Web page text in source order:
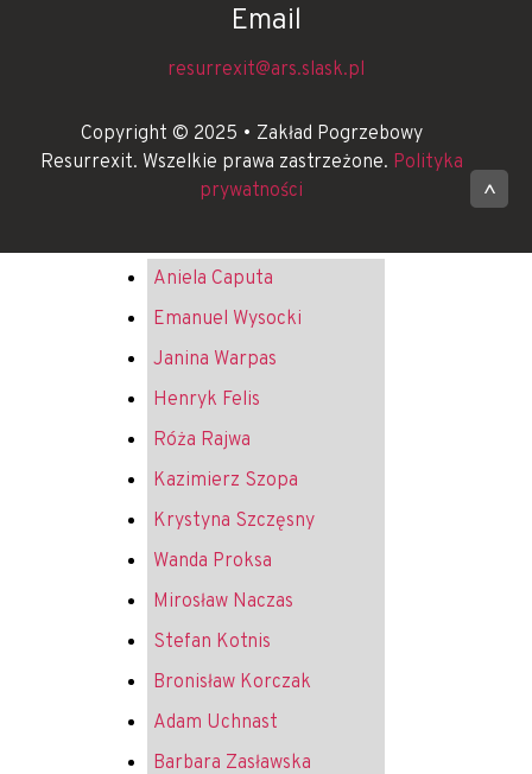
Email
resurrexit@ars.slask.pl
Copyright © 2025 • Zakład Pogrzebowy
Resurrexit. Wszelkie prawa zastrzeżone. Polityka
prywatności
^
Aniela Caputa
Emanuel Wysocki
Janina Warpas
Henryk Felis
Róża Rajwa
Kazimierz Szopa
Krystyna Szczęsny
Wanda Proksa
Mirosław Naczas
Stefan Kotnis
Bronisław Korczak
Adam Uchnast
Barbara Zasławska